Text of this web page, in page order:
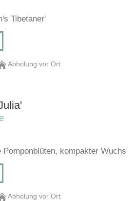
Tibetaner'
Abholung vor Ort
kompakter Wuchs
Abholung vor Ort